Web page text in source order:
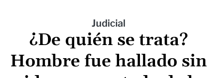
Judicial
¿De quién se trata?
Hombre fue hallado sin